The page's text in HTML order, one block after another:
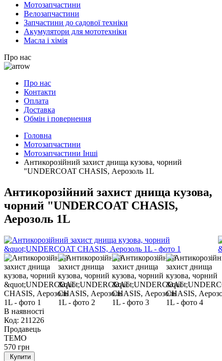
Мотозапчастини
Велозапчастини
Запчастини до садової техніки
Акумулятори для мототехніки
Масла і хімія
Про нас
Про нас
Контакти
Оплата
Доставка
Обмін і повернення
Головна
Мотозапчастини
Мотозапчастини Інші
Антикорозійний захист днища кузова, чорний
"UNDERCOAT CHASIS, Аерозоль 1L
Антикорозійний захист днища кузова,
чорний "UNDERCOAT CHASIS,
Аерозоль 1L
В наявності
Код: 211226
Продавець
TEMO
570 грн
Купити